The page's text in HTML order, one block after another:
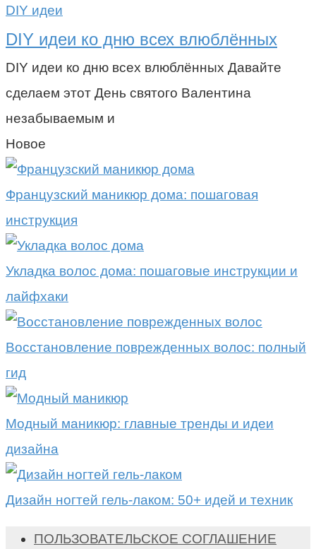
DIY идеи
DIY идеи ко дню всех влюблённых
DIY идеи ко дню всех влюблённых Давайте
сделаем этот День святого Валентина
незабываемым и
Новое
Французский маникюр дома: пошаговая
инструкция
Укладка волос дома: пошаговые инструкции и
лайфхаки
Восстановление поврежденных волос: полный
гид
Модный маникюр: главные тренды и идеи
дизайна
Дизайн ногтей гель-лаком: 50+ идей и техник
ПОЛЬЗОВАТЕЛЬСКОЕ СОГЛАШЕНИЕ